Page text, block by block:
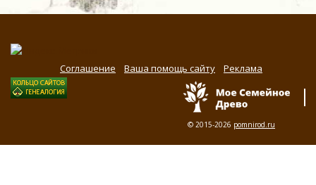
Соглашение Ваша помощь сайту Реклама
© 2015-2026 pomnirod.ru